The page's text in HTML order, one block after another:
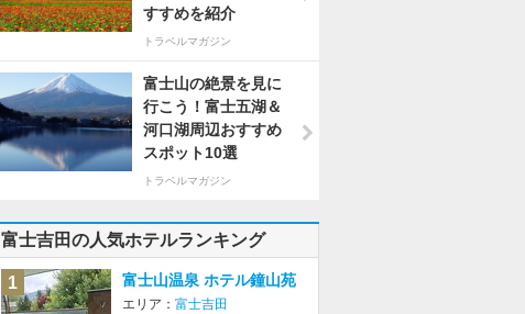
すすめを紹介
トラベルマガジン
富士山の絶景を見に
行こう！富士五湖＆
河口湖周辺おすすめ
スポット10選
トラベルマガジン
富士吉田の人気ホテルランキング
1 富士山温泉 ホテル鐘山苑
エリア： 富士吉田